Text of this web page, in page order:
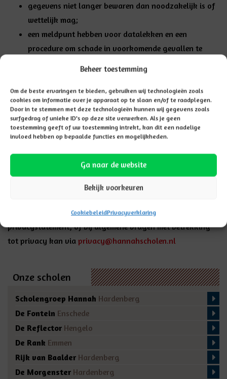
Beheer toestemming
Om de beste ervaringen te bieden, gebruiken wij technologieën zoals
cookies om informatie over je apparaat op te slaan en/of te raadplegen.
Door in te stemmen met deze technologieën kunnen wij gegevens zoals
surfgedrag of unieke ID's op deze site verwerken. Als je geen
toestemming geeft of uw toestemming intrekt, kan dit een nadelige
invloed hebben op bepaalde functies en mogelijkheden.
Ga naar de website
Bekijk voorkeuren
CookiebeleidPrivacyverklaring
gegevens niet langer bewaren dan noodzakelijk is of
wettelijk mag;
een meldpunt hebben voor datalekken en een
procedure om schade in voorkomende gevallen te
(functionaris gegevensbescherming) hebben
aangesteld welke verantwoordelijk is voor de
controle op uitvoering van het privacybeleid.
derechtenvan betrokkenen respecteren om op het
verzoek van betrokkeneinzage te bieden
wanneer deze niet kloppen of het
gegevens. Dit alles alleen wanneer dit niet in strijd is
Contact opnemen naar aanleiding van dit
privacystatement, of bij algemene vragen met betrekking
tot privacy kan via privacy@hannahscholen.nl
Onze scholen
Scholengroep Hannah Hardenberg
De Fontein Enschede
De Reflector Hengelo
De Rank Emmen
Rijk van Baalder Hardenberg
De Morgenster Hardenberg